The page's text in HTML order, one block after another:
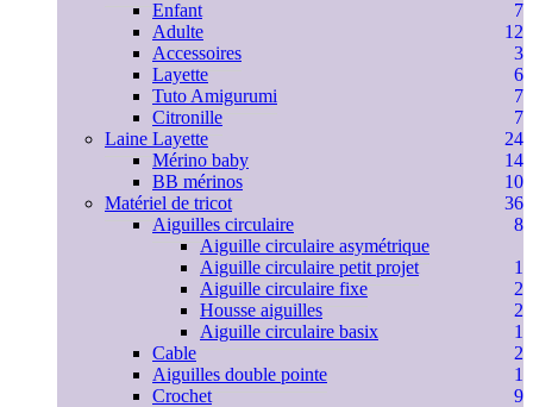
Enfant
7
Adulte
12
Accessoires
3
Layette
6
Tuto Amigurumi
7
Citronille
7
Laine Layette
24
Mérino baby
14
BB mérinos
10
Matériel de tricot
36
Aiguilles circulaire
8
Aiguille circulaire asymétrique
Aiguille circulaire petit projet
1
Aiguille circulaire fixe
2
Housse aiguilles
2
Aiguille circulaire basix
1
Cable
2
Aiguilles double pointe
1
Crochet
9